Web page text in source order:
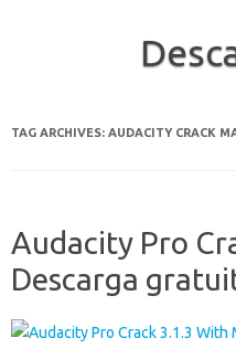
TAG ARCHIVES: AUDACITY CRACK
Audacity Pro
Descarga